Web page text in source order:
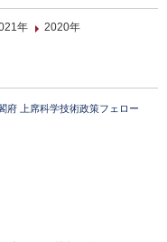
年 2020年
府 上席科学技術政策フェロー